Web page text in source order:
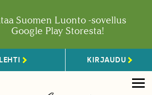
Suomen Luonto -sovellus
Google Play Storesta!
KIRJAUDU